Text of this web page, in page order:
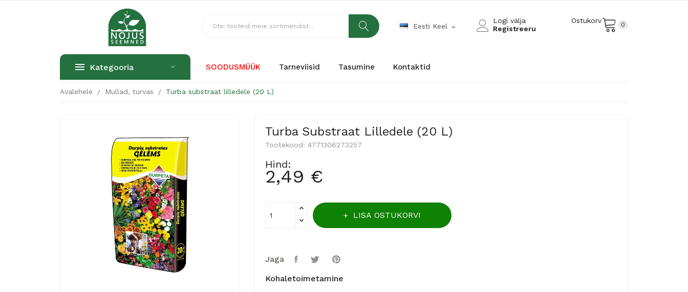
Ostukorv 0
Logi välja
Registreeru
Eesti Keel expand_more
Kategooria SOODUSMÜÜK Tarneviisid Tasumine Kontaktid
Avalehele Mullad, turvas Turba substraat lilledele (20 L)
Turba Substraat Lilledele (20 L)
Tootekood: 4771306273257
Hind:
2,49 €
LISA OSTUKORVI
Jaga
Kohaletoimetamine